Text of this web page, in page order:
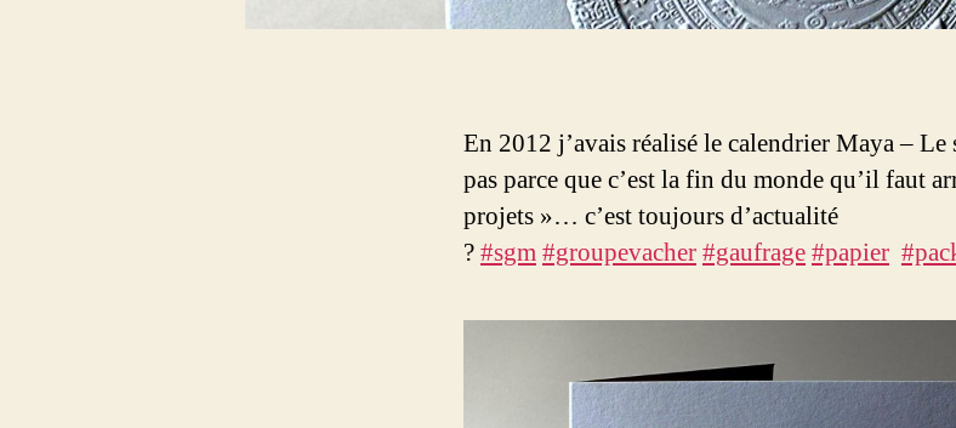
En 2012 j’avais réalisé le calendrier Maya – Le
pas parce que c’est la fin du monde qu’il faut
projets »… c’est toujours d’actualité
?#sgm#groupevacher#gaufrage#papier